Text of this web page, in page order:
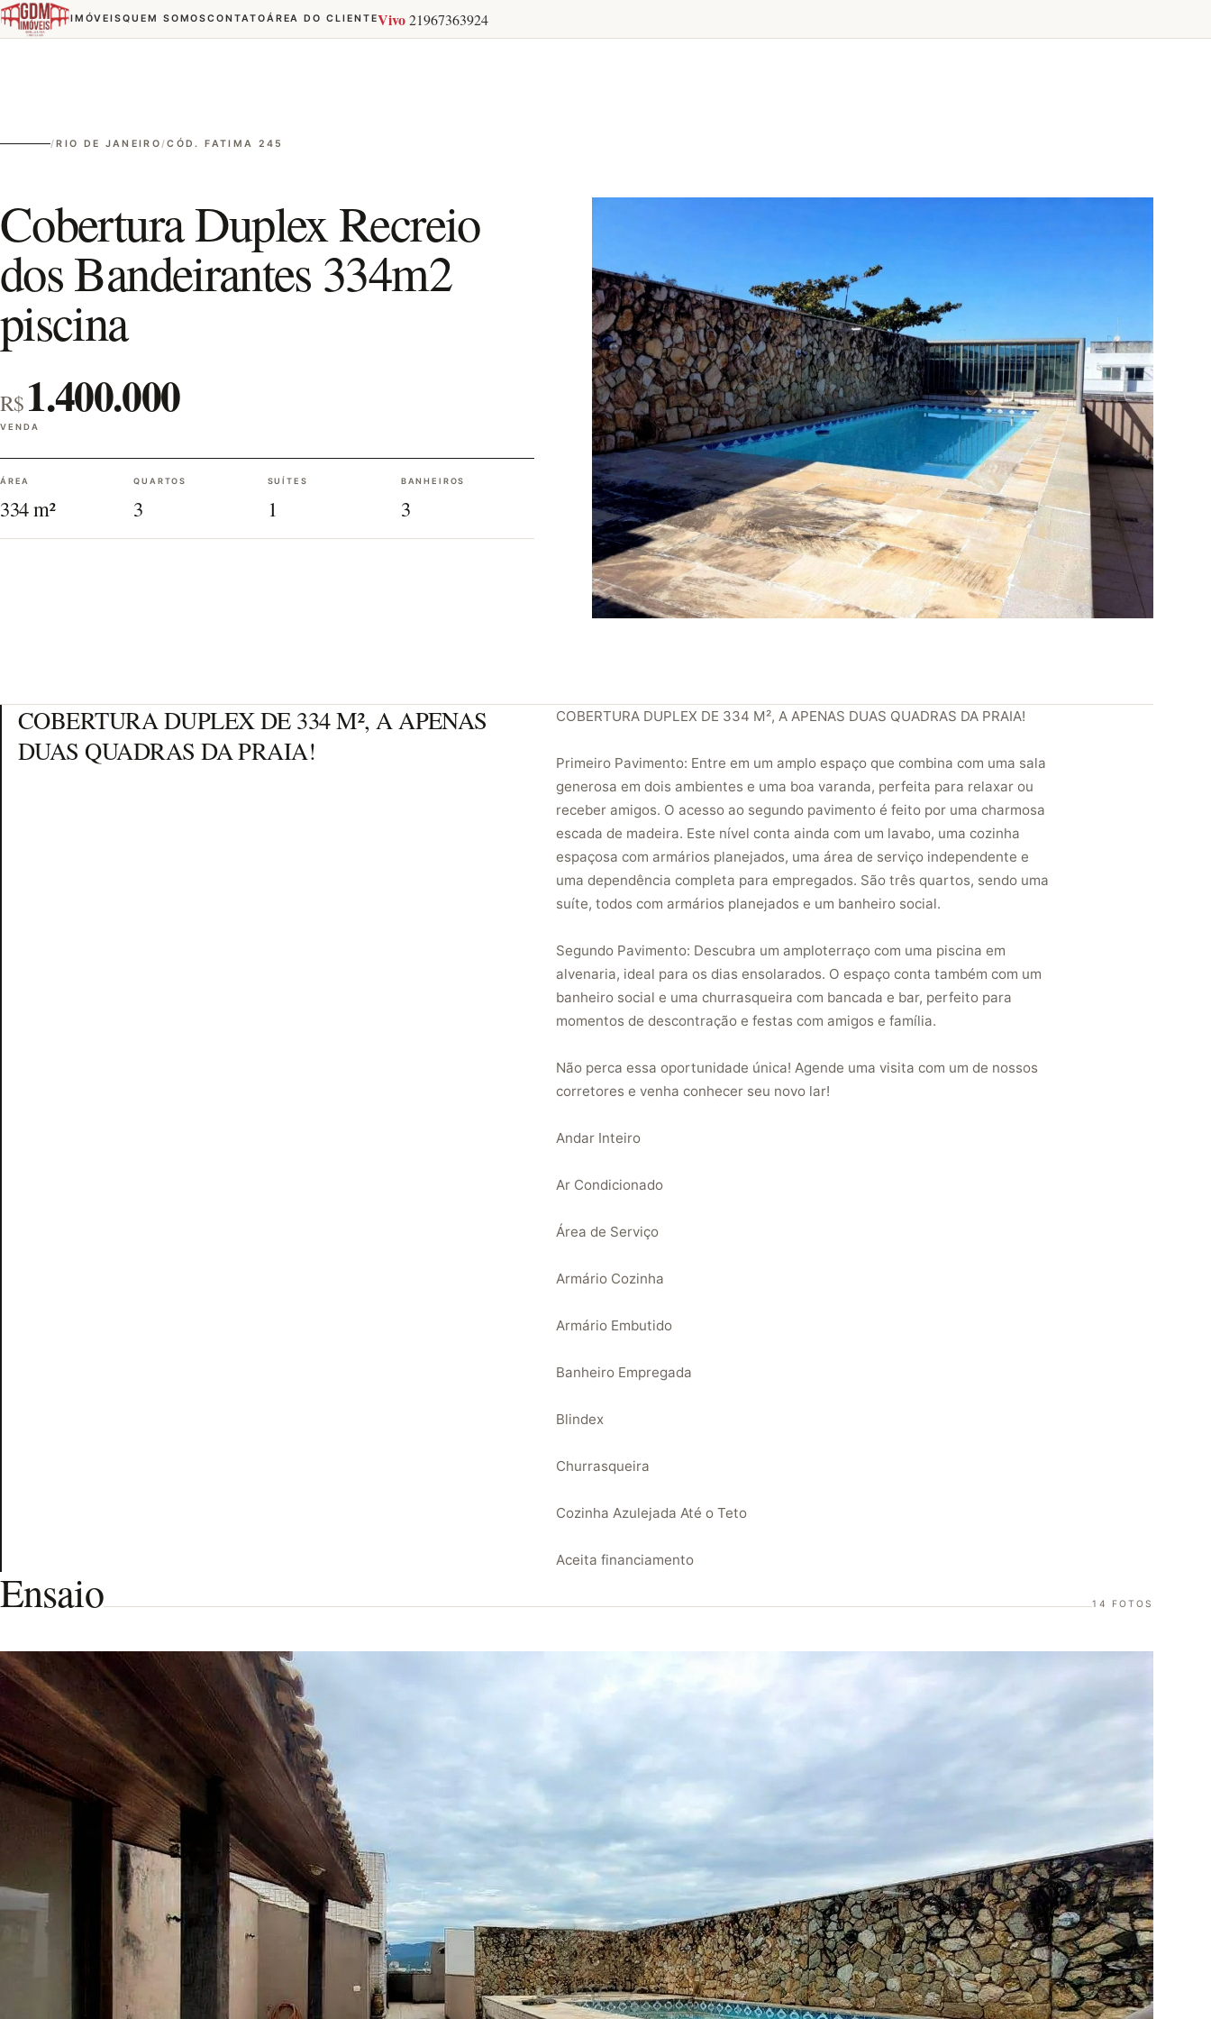
IMÓVEISQUEM SOMOSCONTATOÁREA DO CLIENTEVivo21967363924
/RIO DE JANEIRO/CÓD. FATIMA 245
Cobertura Duplex Recreio
dos Bandeirantes 334m2
piscina
R$ 1.400.000
VENDA
ÁREA
334 m²
QUARTOS
3
SUÍTES
1
BANHEIROS
3
COBERTURA DUPLEX DE 334 M², A APENAS
DUAS QUADRAS DA PRAIA!
COBERTURA DUPLEX DE 334 M², A APENAS DUAS QUADRAS DA PRAIA!
Primeiro Pavimento: Entre em um amplo espaço que combina com uma sala
generosa em dois ambientes e uma boa varanda, perfeita para relaxar ou
receber amigos. O acesso ao segundo pavimento é feito por uma charmosa
escada de madeira. Este nível conta ainda com um lavabo, uma cozinha
espaçosa com armários planejados, uma área de serviço independente e
uma dependência completa para empregados. São três quartos, sendo uma
suíte, todos com armários planejados e um banheiro social.
Segundo Pavimento: Descubra um amploterraço com uma piscina em
alvenaria, ideal para os dias ensolarados. O espaço conta também com um
banheiro social e uma churrasqueira com bancada e bar, perfeito para
momentos de descontração e festas com amigos e família.
Não perca essa oportunidade única! Agende uma visita com um de nossos
corretores e venha conhecer seu novo lar!
Andar Inteiro
Ar Condicionado
Área de Serviço
Armário Cozinha
Armário Embutido
Banheiro Empregada
Blindex
Churrasqueira
Cozinha Azulejada Até o Teto
Aceita financiamento
Ensaio 14 FOTOS